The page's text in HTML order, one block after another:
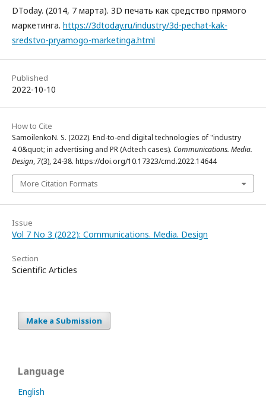
DToday. (2014, 7 марта). 3D печать как средство прямого
маркетинга. https://3dtoday.ru/industry/3d-pechat-kak-
sredstvo-pryamogo-marketinga.html
Published
2022-10-10
How to Cite
SamoilenkoN. S. (2022). End-to-end digital technologies of "industry
4.0&quot; in advertising and PR (Adtech cases). Communications. Media.
Design, 7(3), 24-38. https://doi.org/10.17323/cmd.2022.14644
More Citation Formats
Issue
Vol 7 No 3 (2022): Communications. Media. Design
Section
Scientific Articles
Make a Submission
Language
English